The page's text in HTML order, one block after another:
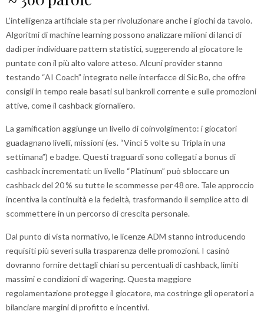
L’intelligenza artificiale sta per rivoluzionare anche i giochi da tavolo.
Algoritmi di machine learning possono analizzare milioni di lanci di
dadi per individuare pattern statistici, suggerendo al giocatore le
puntate con il più alto valore atteso. Alcuni provider stanno
testando “AI Coach” integrato nelle interfacce di Sic Bo, che offre
consigli in tempo reale basati sul bankroll corrente e sulle promozioni
attive, come il cashback giornaliero.
La gamification aggiunge un livello di coinvolgimento: i giocatori
guadagnano livelli, missioni (es. “Vinci 5 volte su Tripla in una
settimana”) e badge. Questi traguardi sono collegati a bonus di
cashback incrementati: un livello “Platinum” può sbloccare un
cashback del 20 % su tutte le scommesse per 48 ore. Tale approccio
incentiva la continuità e la fedeltà, trasformando il semplice atto di
scommettere in un percorso di crescita personale.
Dal punto di vista normativo, le licenze ADM stanno introducendo
requisiti più severi sulla trasparenza delle promozioni. I casinò
dovranno fornire dettagli chiari su percentuali di cashback, limiti
massimi e condizioni di wagering. Questa maggiore
regolamentazione protegge il giocatore, ma costringe gli operatori a
bilanciare margini di profitto e incentivi.